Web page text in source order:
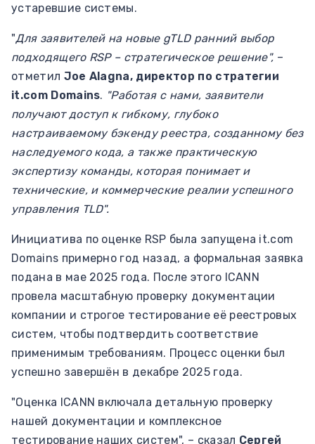
устаревшие системы.
"Для заявителей на новые gTLD ранний выбор
подходящего RSP – стратегическое решение", –
отметил Joe Alagna, директор по стратегии
it.com Domains. "Работая с нами, заявители
получают доступ к гибкому, глубоко
настраиваемому бэкенду реестра, созданному без
наследуемого кода, а также практическую
экспертизу команды, которая понимает и
технические, и коммерческие реалии успешного
управления TLD".
Инициатива по оценке RSP была запущена it.com
Domains примерно год назад, а формальная заявка
подана в мае 2025 года. После этого ICANN
провела масштабную проверку документации
компании и строгое тестирование её реестровых
систем, чтобы подтвердить соответствие
применимым требованиям. Процесс оценки был
успешно завершён в декабре 2025 года.
"Оценка ICANN включала детальную проверку
нашей документации и комплексное
тестирование наших систем", – сказал Сергей